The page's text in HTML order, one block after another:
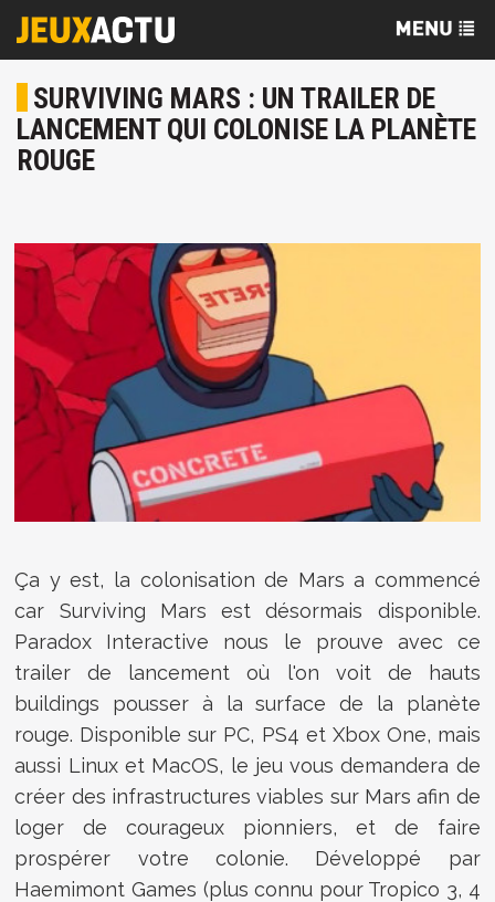
SURVIVING MARS : UN TRAILER DE
LANCEMENT QUI COLONISE LA PLANÈTE
ROUGE
Ça y est, la colonisation de Mars a commencé
car Surviving Mars est désormais disponible.
Paradox Interactive nous le prouve avec ce
trailer de lancement où l'on voit de hauts
buildings pousser à la surface de la planète
rouge. Disponible sur PC, PS4 et Xbox One, mais
aussi Linux et MacOS, le jeu vous demandera de
créer des infrastructures viables sur Mars afin de
loger de courageux pionniers, et de faire
prospérer votre colonie. Développé par
Haemimont Games (plus connu pour Tropico 3, 4